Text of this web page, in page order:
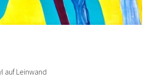
auf Leinwand